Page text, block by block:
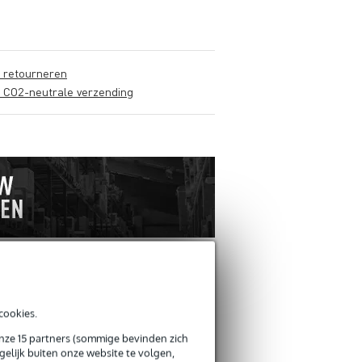
15 partners (sommige bevinden zich
buiten onze website te volgen,
retourneren
CO2-neutrale verzending
ANDEREN KOCHTEN OOK